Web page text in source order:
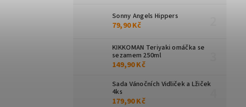
Sonny Angels Hippers
79,90 Kč
KIKKOMAN Teriyaki omáčka se
sezamem 250ml
149,90 Kč
Sada Vánočních Vidliček a Lžiček
4ks
179,90 Kč